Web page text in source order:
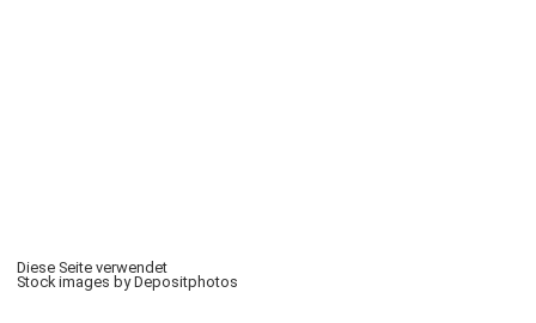
Diese Seite verwendet
Stock images by Depositphotos